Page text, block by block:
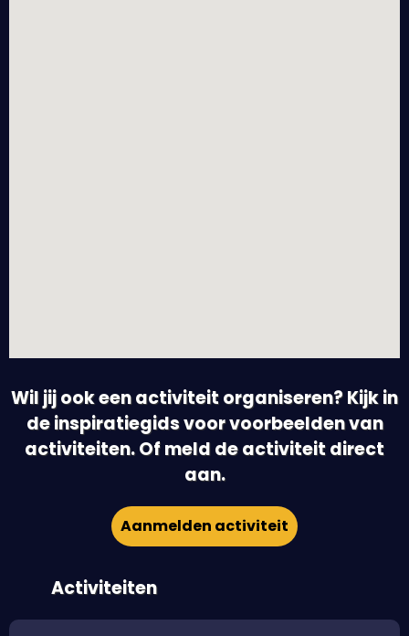
Wil jij ook een activiteit organiseren? Kijk in
de inspiratiegids voor voorbeelden van
activiteiten. Of meld de activiteit direct
aan.
Aanmelden activiteit
Activiteiten